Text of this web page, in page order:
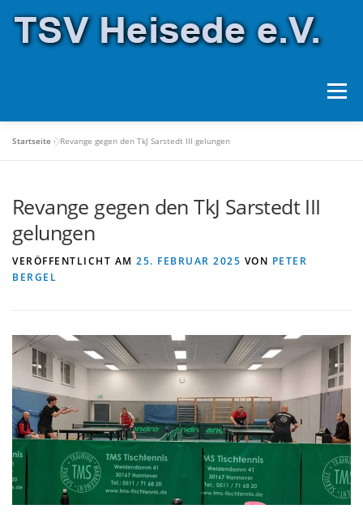
Inhalt
springen
Menü
HALLENBELEGUNG SPONSOREN
FORMULARE
Startseite »Revange gegen den TkJ Sarstedt III gelungen
Revange gegen den TkJ Sarstedt III
gelungen
VERÖFFENTLICHT AM 25. FEBRUAR 2025 VON PETER
BERGEL